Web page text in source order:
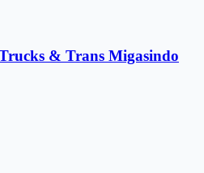
& Trans Migasindo